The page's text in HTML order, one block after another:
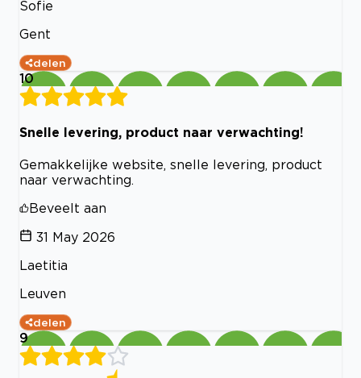
Sofie
Gent
delen
10
Snelle levering, product naar verwachting!
Gemakkelijke website, snelle levering, product
naar verwachting.
Beveelt aan
31 May 2026
Laetitia
Leuven
delen
9